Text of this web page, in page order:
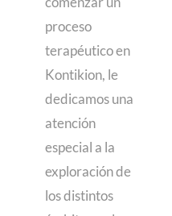
proceso
terapéutico en
Kontikion, le
dedicamos una
atención
especial a la
exploración de
los distintos